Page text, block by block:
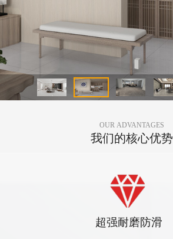
OUR ADVANTAGES
我们的核心优势
超强耐磨防滑